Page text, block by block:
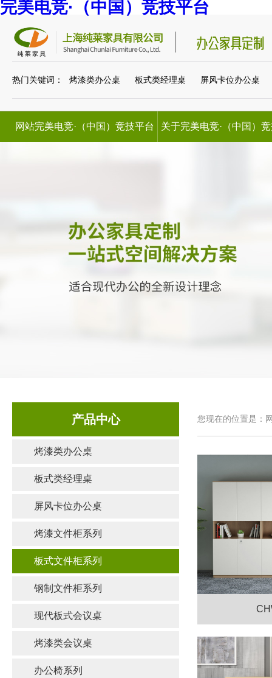
完美电竞·（中国）竞技平台
热门关键词： 烤漆类办公桌 板式类经理桌 屏风卡位办公桌
网站完美电竞·（中国）竞技平台 关于完美电竞·（中国）
产品中心
烤漆类办公桌
板式类经理桌
屏风卡位办公桌
烤漆文件柜系列
板式文件柜系列
钢制文件柜系列
现代板式会议桌
烤漆类会议桌
办公椅系列
您现在的位置是：